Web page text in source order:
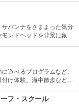
全てを韓国内で調達する
ブルなお値段で買える事
バンナをさまよった気分
ンドヘッドを背景に象さ
イらしさも楽しめます。
遊べるプログラムなど、
け体験、海中散歩など、
グッズも人気です。
フ・スクール